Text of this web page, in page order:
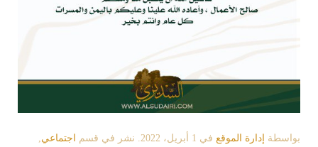
بواسطة إدارة الموقع في 1 أبريل، 2022 . نشر في قسم اجتماعي